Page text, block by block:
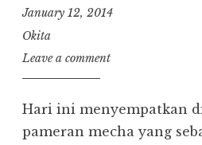
January 12, 2014
Okita
Leave a comment
Hari ini menyempatkan
pameran mecha yang